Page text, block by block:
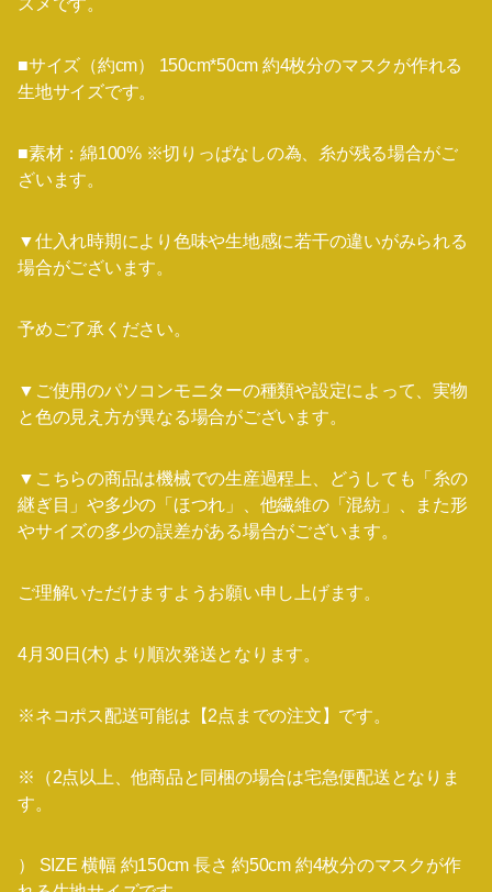
スメです。
■サイズ（約cm） 150cm*50cm 約4枚分のマスクが作れる
生地サイズです。
■素材：綿100% ※切りっぱなしの為、糸が残る場合がご
ざいます。
▼仕入れ時期により色味や生地感に若干の違いがみられる
場合がございます。
予めご了承ください。
▼ご使用のパソコンモニターの種類や設定によって、実物
と色の見え方が異なる場合がございます。
▼こちらの商品は機械での生産過程上、どうしても「糸の
継ぎ目」や多少の「ほつれ」、他繊維の「混紡」、また形
やサイズの多少の誤差がある場合がございます。
ご理解いただけますようお願い申し上げます。
4月30日(木) より順次発送となります。
※ネコポス配送可能は【2点までの注文】です。
※（2点以上、他商品と同梱の場合は宅急便配送となりま
す。
） SIZE 横幅 約150cm 長さ 約50cm 約4枚分のマスクが作